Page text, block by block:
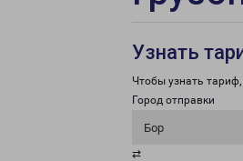
Узнать
Чтобы узнать тариф,
Город отправки
Бор
⇄